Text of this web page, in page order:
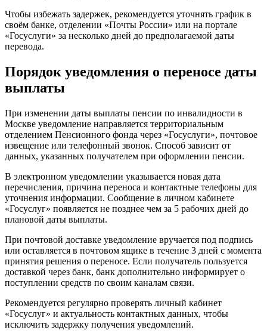
Чтобы избежать задержек, рекомендуется уточнять график в
своём банке, отделении «Почты России» или на портале
«Госуслуги» за несколько дней до предполагаемой даты
перевода.
Порядок уведомления о переносе даты
выплаты
При изменении даты выплаты пенсии по инвалидности в
Москве уведомление направляется территориальным
отделением Пенсионного фонда через «Госуслуги», почтовое
извещение или телефонный звонок. Способ зависит от
данных, указанных получателем при оформлении пенсии.
В электронном уведомлении указывается новая дата
перечисления, причина переноса и контактные телефоны для
уточнения информации. Сообщение в личном кабинете
«Госуслуг» появляется не позднее чем за 5 рабочих дней до
плановой даты выплаты.
При почтовой доставке уведомление вручается под подпись
или оставляется в почтовом ящике в течение 3 дней с момента
принятия решения о переносе. Если получатель пользуется
доставкой через банк, банк дополнительно информирует о
поступлении средств по своим каналам связи.
Рекомендуется регулярно проверять личный кабинет
«Госуслуг» и актуальность контактных данных, чтобы
исключить задержку получения уведомлений.